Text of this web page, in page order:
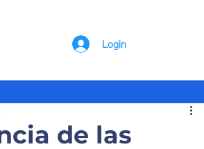
Login
de las